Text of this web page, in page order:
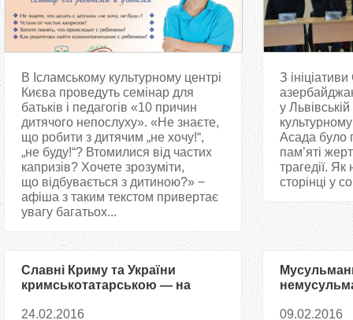
В Ісламському культурному центрі
Києва проведуть семінар для
батьків і педагогів «10 причин
дитячого непослуху». «Не знаєте,
що робити з дитячим „не хочу!“,
„не буду!“? Втомилися від частих
капризів? Хочете зрозуміти,
що відбувається з дитиною?» −
афіша з таким текстом привертає
увагу багатьох...
З
у
Асада було
пам’яті
трагедії.
сторінці у
Славні Криму та України
кримськотатарською — на
Челебіджіхана
24.02.2016 09.02.2016